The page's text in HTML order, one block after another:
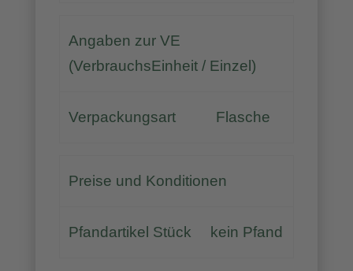
Angaben zur VE
(VerbrauchsEinheit / Einzel)
Verpackungsart Flasche
Preise und Konditionen
Pfandartikel Stück kein Pfand